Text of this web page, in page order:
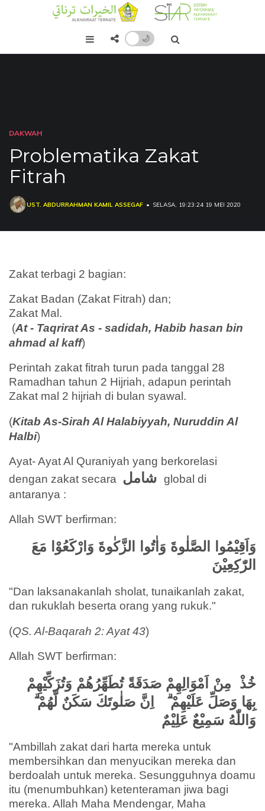
🌙
DAKWAH
Problematika Zakat
Fitrah
UST. ABDURRAHMAN KAMIL ASSEGAF SELASA, 19:23:24 19 MEI 2020
Zakat terbagi 2 bagian:
Zakat Badan (Zakat Fitrah) dan;
Zakat Mal.
(At - Taqrirat As - sadidah, Habib hasan bin
ahmad al kaff)
Perintah zakat fitrah turun pada tanggal 28
Ramadhan tahun 2 Hijriah, adapun perintah
Zakat mal 2 hijriah di bulan syawal.
(Kitab As-Sirah Al Halabiyyah, Nuruddin Al
Halbi)
Ayat- Ayat Al Quraniyah yang berkorelasi
dengan zakat secara
global di
antaranya :
Allah SWT berfirman:
وَاَقِيْمُوا الصَّلٰوةَ وَاٰتُوا الزَّكٰوةَ وَارْكَعُوْا مَعَ
الرّٰكِعِيْنَ
"Dan laksanakanlah sholat, tunaikanlah zakat,
dan rukuklah beserta orang yang rukuk."
(QS. Al-Baqarah 2: Ayat 43)
Allah SWT berfirman:
خُذْ مِنْ اَمْوَالِهِمْ صَدَقَةً تُطَهِّرُهُمْ وَتُزَكِّيْهِمْ
بِهَا وَصَلِّ عَلَيْهِمْ ۗ اِنَّ صَلٰوتَكَ سَكَنٌ لَّهُمْ ۗ
وَاللّٰهُ سَمِيْعٌ عَلِيْمٌ
"Ambillah zakat dari harta mereka untuk
membersihkan dan menyucikan mereka dan
berdoalah untuk mereka. Sesungguhnya doamu
itu (menumbuhkan) ketenteraman jiwa bagi
mereka. Allah Maha Mendengar, Maha